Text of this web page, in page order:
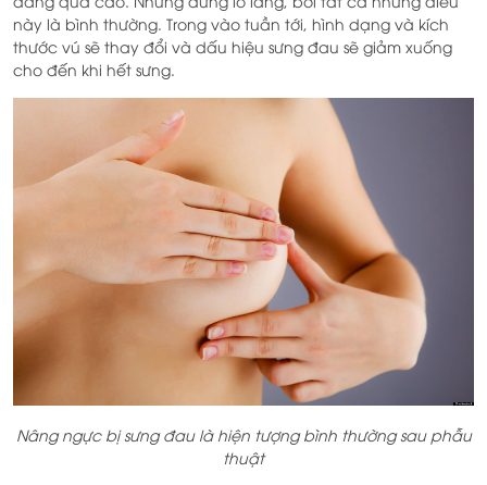
này là bình thường. Trong vào tuần tới, hình dạng và kích
thước vú sẽ thay đổi và dấu hiệu sưng đau sẽ giảm xuống
cho đến khi hết sưng.
Nâng ngực bị sưng đau là hiện tượng bình thường sau phẫu
thuật